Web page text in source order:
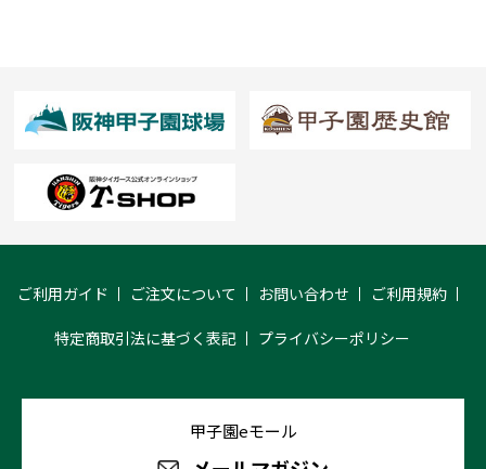
ご利用ガイド ご注文について お問い合わせ ご利用規約
特定商取引法に基づく表記 プライバシーポリシー
甲子園eモール